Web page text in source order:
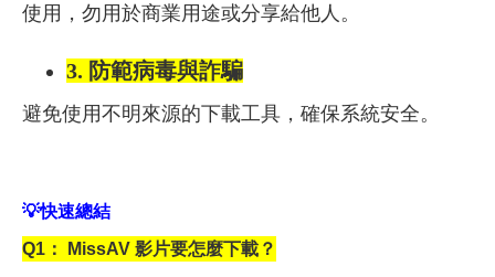
使用，勿用於商業用途或分享給他人。
3. 防範病毒與詐騙
避免使用不明來源的下載工具，確保系統安全。
💡快速總結
Q1 ： MissAV 影片要怎麼下載？